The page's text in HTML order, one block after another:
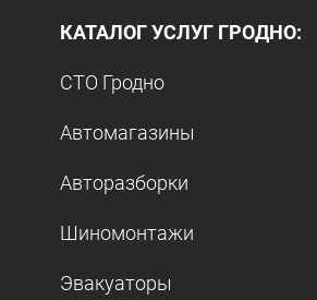
КАТАЛОГ УСЛУГ ГРОДНО:
СТО Гродно
Автомагазины
Авторазборки
Шиномонтажи
Эвакуаторы